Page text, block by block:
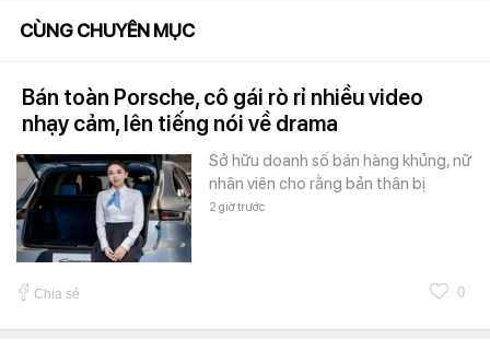
CÙNG CHUYÊN MỤC
Bán toàn Porsche, cô gái rò rỉ nhiều video
nhạy cảm, lên tiếng nói về drama
Sở hữu doanh số bán hàng khủng, nữ
nhân viên cho rằng bản thân bị
2 giờ trước
Chia sẻ 0